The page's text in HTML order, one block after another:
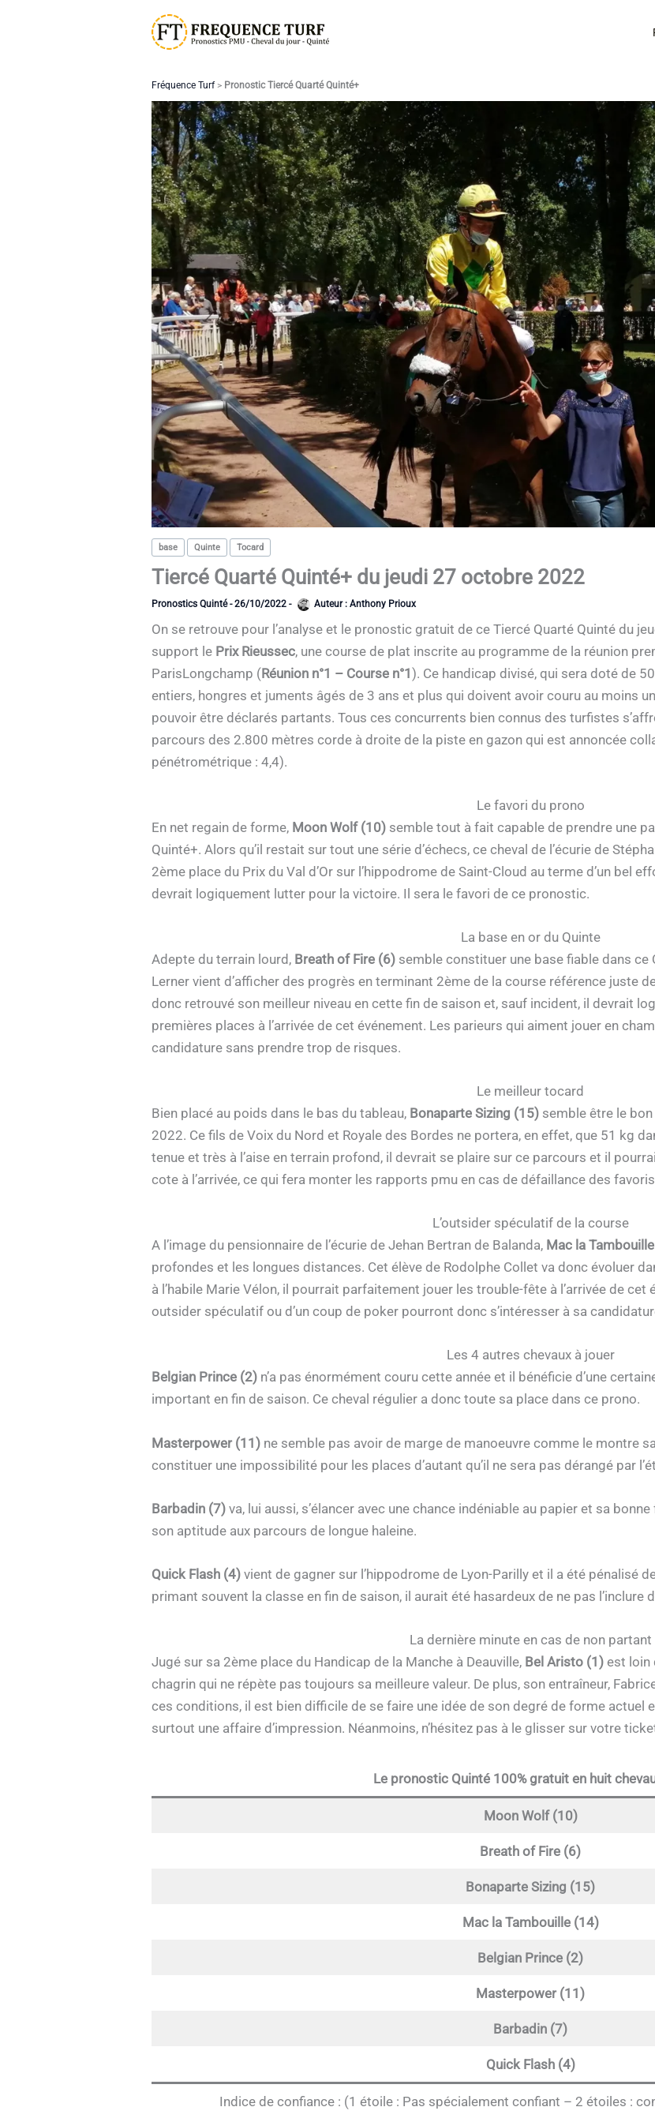
Fréquence Turf> Pronostic Tiercé Quarté Quinté+
base Quinte Tocard
Tiercé Quarté Quinté+ du jeudi 27 octobre 2022
Pronostics Quinté-26/10/2022 - Auteur : Anthony Prioux
On se retrouve pour l’analyse et le pronostic gratuit de ce Tiercé Quarté Quinté du
support le Prix Rieussec, une course de plat inscrite au programme de la réunion
ParisLongchamp (Réunion n°1 – Course n°1). Ce handicap divisé, qui sera doté de
entiers, hongres et juments âgés de 3 ans et plus qui doivent avoir couru au moins
pouvoir être déclarés partants. Tous ces concurrents bien connus des turfistes
parcours des 2.800 mètres corde à droite de la piste en gazon qui est annoncée
pénétrométrique : 4,4).
Le favori du prono
En net regain de forme, Moon Wolf (10) semble tout à fait capable de prendre une
Quinté+. Alors qu’il restait sur tout une série d’échecs, ce cheval de l’écurie de
2ème place du Prix du Val d’Or sur l’hippodrome de Saint-Cloud au terme d’un bel
devrait logiquement lutter pour la victoire. Il sera le favori de ce pronostic.
La base en or du Quinte
Adepte du terrain lourd, Breath of Fire (6) semble constituer une base fiable dans ce
Lerner vient d’afficher des progrès en terminant 2ème de la course référence juste
donc retrouvé son meilleur niveau en cette fin de saison et, sauf incident, il devrait
premières places à l’arrivée de cet événement. Les parieurs qui aiment jouer en
candidature sans prendre trop de risques.
Le meilleur tocard
Bien placé au poids dans le bas du tableau, Bonaparte Sizing (15) semble être le
2022. Ce fils de Voix du Nord et Royale des Bordes ne portera, en effet, que 51 kg
tenue et très à l’aise en terrain profond, il devrait se plaire sur ce parcours et il
cote à l’arrivée, ce qui fera monter les rapports pmu en cas de défaillance des
L’outsider spéculatif de la course
A l’image du pensionnaire de l’écurie de Jehan Bertran de Balanda, Mac la
profondes et les longues distances. Cet élève de Rodolphe Collet va donc évoluer
à l’habile Marie Vélon, il pourrait parfaitement jouer les trouble-fête à l’arrivée de cet
outsider spéculatif ou d’un coup de poker pourront donc s’intéresser à sa
Les 4 autres chevaux à jouer
Belgian Prince (2) n’a pas énormément couru cette année et il bénéficie d’une
important en fin de saison. Ce cheval régulier a donc toute sa place dans ce prono.
Masterpower (11) ne semble pas avoir de marge de manoeuvre comme le montre
constituer une impossibilité pour les places d’autant qu’il ne sera pas dérangé par
Barbadin (7) va, lui aussi, s’élancer avec une chance indéniable au papier et sa
son aptitude aux parcours de longue haleine.
Quick Flash (4) vient de gagner sur l’hippodrome de Lyon-Parilly et il a été pénalisé
primant souvent la classe en fin de saison, il aurait été hasardeux de ne pas l’inclure
La dernière minute en cas de non partant
Jugé sur sa 2ème place du Handicap de la Manche à Deauville, Bel Aristo (1) est loin
chagrin qui ne répète pas toujours sa meilleure valeur. De plus, son entraîneur,
ces conditions, il est bien difficile de se faire une idée de son degré de forme actuel
surtout une affaire d’impression. Néanmoins, n’hésitez pas à le glisser sur votre
Le pronostic Quinté 100% gratuit en huit
Moon Wolf (10)
Breath of Fire (6)
Bonaparte Sizing (15)
Mac la Tambouille (14)
Belgian Prince (2)
Masterpower (11)
Barbadin (7)
Quick Flash (4)
Indice de confiance : (1 étoile : Pas spécialement confiant – 2 étoiles :